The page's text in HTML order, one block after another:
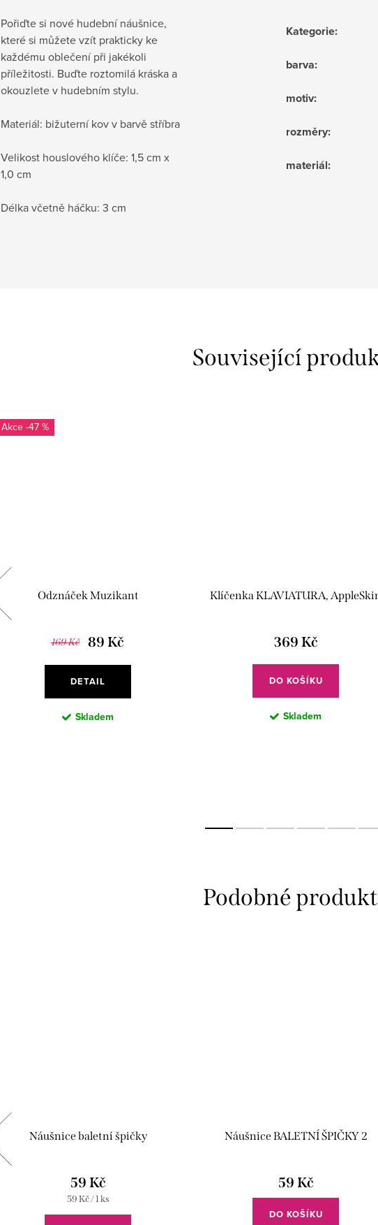
Pořiďte si nové hudební náušnice,
které si můžete vzít prakticky ke
každému oblečení při jakékoli
příležitosti. Buďte roztomilá kráska a
okouzlete v hudebním stylu.
Materiál: bižuterní kov v barvě stříbra
Velikost houslového klíče: 1,5 cm x
1,0 cm
Délka včetně háčku: 3 cm
Kategorie:
barva:
motiv:
rozměry:
materiál:
Související
-47 %
Odznáček Muzikant
169 Kč 89 Kč
DETAIL
Skladem
Klíčenka KLAVIATURA,
369 Kč
DO KOŠÍKU
Skladem
Náušnice baletní špičky
59 Kč
Měrná
59 Kč / 1 ks
Náušnice BALETNÍ ŠPIČKY 2
59 Kč
DO KOŠÍKU